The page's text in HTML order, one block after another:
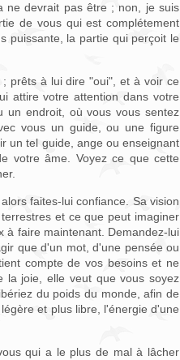
ne devrait pas être ; non, je suis
de vous qui est complétement
puissante, la partie qui perçoit le
prêts à lui dire "oui", et à voir ce
attire votre attention dans votre
un endroit, où vous vous sentez
vous un guide, ou une figure
un tel guide, ange ou enseignant
votre âme. Voyez ce que cette
faites-lui confiance. Sa vision
et ce que peut imaginer
à faire maintenant. Demandez-lui
que d'un mot, d'une pensée ou
compte de vos besoins et ne
la joie, elle veut que vous soyez
du poids du monde, afin de
et plus libre, l'énergie d'une
qui a le plus de mal à lâcher